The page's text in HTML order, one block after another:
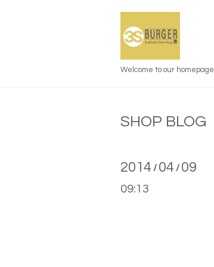
Welcome to our homepage
SHOP BLOG
2014 / 04 / 09
09:13